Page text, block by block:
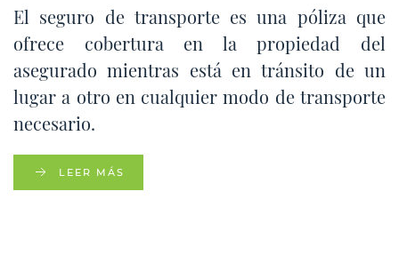
El seguro de transporte es una póliza que
ofrece cobertura en la propiedad del
asegurado mientras está en tránsito de un
lugar a otro en cualquier modo de transporte
necesario.
LEER MÁS